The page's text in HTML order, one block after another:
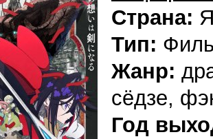
Страна:
Тип:
Жанр:
сёдзе,
Год